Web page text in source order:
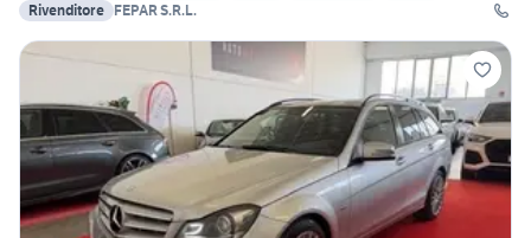
Rivenditore FEPAR S.R.L.